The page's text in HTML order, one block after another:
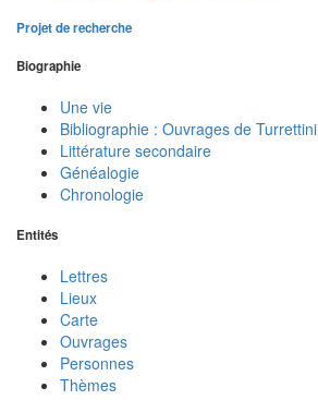
Projet de recherche
Biographie
Une vie
Bibliographie : Ouvrages de Turrettini
Littérature secondaire
Généalogie
Chronologie
Entités
Lettres
Lieux
Carte
Ouvrages
Personnes
Thèmes